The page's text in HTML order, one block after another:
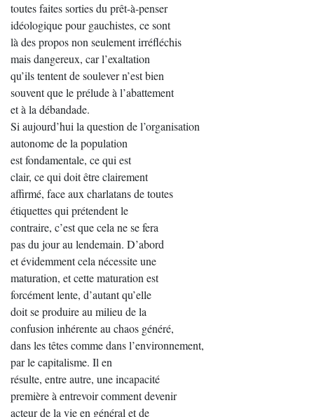
toutes faites sorties du prêt-à-penser
idéologique pour gauchistes, ce sont
là des propos non seulement irréfléchis
mais dangereux, car l’exaltation
qu’ils tentent de soulever n’est bien
souvent que le prélude à l’abattement
et à la débandade.
Si aujourd’hui la question de l’organisation
autonome de la population
est fondamentale, ce qui est
clair, ce qui doit être clairement
affirmé, face aux charlatans de toutes
étiquettes qui prétendent le
contraire, c’est que cela ne se fera
pas du jour au lendemain. D’abord
et évidemment cela nécessite une
maturation, et cette maturation est
forcément lente, d’autant qu’elle
doit se produire au milieu de la
confusion inhérente au chaos généré,
dans les têtes comme dans l’environnement,
par le capitalisme. Il en
résulte, entre autre, une incapacité
première à entrevoir comment devenir
acteur de la vie en général et de